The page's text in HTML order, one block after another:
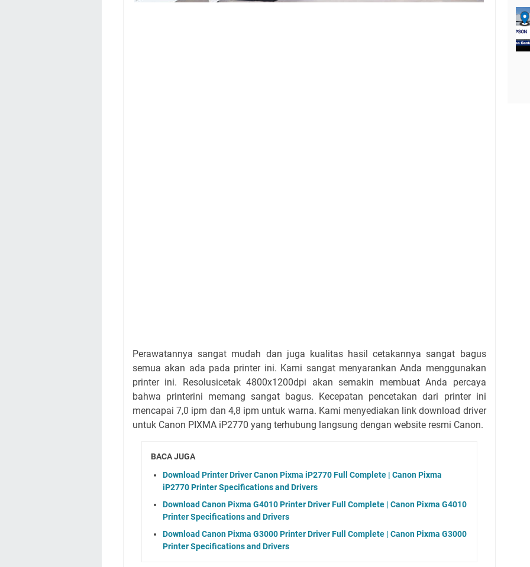
Perawatannya sangat mudah dan juga kualitas hasil cetakannya sangat bagus
semua akan ada pada printer ini. Kami sangat menyarankan Anda menggunakan
printer ini. Resolusicetak 4800x1200dpi akan semakin membuat Anda percaya
bahwa printerini memang sangat bagus. Kecepatan pencetakan dari printer ini
mencapai 7,0 ipm dan 4,8 ipm untuk warna. Kami menyediakan link download driver
untuk Canon PIXMA iP2770 yang terhubung langsung dengan website resmi Canon.
BACA JUGA
Download Printer Driver Canon Pixma iP2770 Full Complete | Canon Pixma
iP2770 Printer Specifications and Drivers
Download Canon Pixma G4010 Printer Driver Full Complete | Canon Pixma G4010
Printer Specifications and Drivers
Download Canon Pixma G3000 Printer Driver Full Complete | Canon Pixma G3000
Printer Specifications and Drivers